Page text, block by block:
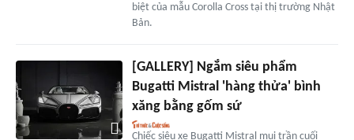
biệt của mẫu Corolla Cross tại thị trường Nhật
Bản.
[GALLERY] Ngắm siêu phẩm
Bugatti Mistral 'hàng thửa' bình
xăng bằng gốm sứ
Chiếc siêu xe Bugatti Mistral mui trần cuối